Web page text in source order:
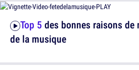
Top 5 des bonnes raisons de
de la musique